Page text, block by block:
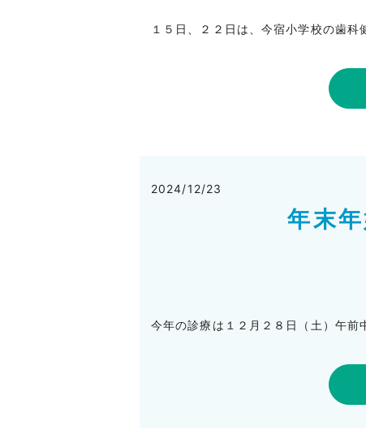
１５日、２２日は、今宿小学校の歯科
2024/12/23
年末
今年の診療は１２月２８日（土）午前